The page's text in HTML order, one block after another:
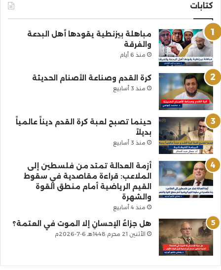
كتابات
مباهلة بيزنطية يقودها أهل البدعة
والفرقة
منذ 6 أيام
كرة القدم وصناعة الأصنام الحديثة
منذ 3 أسابيع
حينما تصبح لعبة كرة القدم ديناً عالمياً
بديلاً
منذ 3 أسابيع
أزمة العدالة تمتد من فلسطين إلى
الملاعب: قراءة مقاصدية في سقوط
القيم الرياضية أمام منطق القوة
والشهرة
منذ 4 أسابيع
هل جزاءُ الإحسانِ إلا الموت في العتمة؟
الأثنين 21 محرم 1448هـ 6-7-2026م